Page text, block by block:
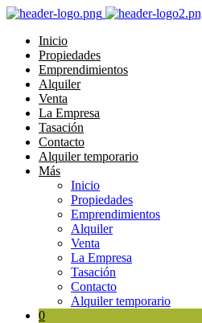
Inicio
Propiedades
Emprendimientos
Alquiler
Venta
La Empresa
Tasación
Contacto
Alquiler temporario
Más
Inicio
Propiedades
Emprendimientos
Alquiler
Venta
La Empresa
Tasación
Contacto
Alquiler temporario
0